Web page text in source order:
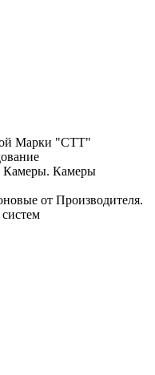
Марки "СТТ"
Камеры. Камеры
от Производителя.